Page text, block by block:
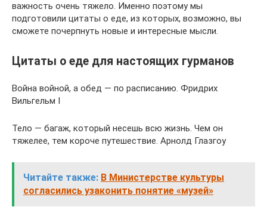
важность очень тяжело. Именно поэтому мы
подготовили цитаты о еде, из которых, возможно, вы
сможете почерпнуть новые и интересные мысли.
Цитаты о еде для настоящих гурманов
Война войной, а обед — по расписанию. Фридрих
Вильгельм I
Тело — багаж, который несешь всю жизнь. Чем он
тяжелее, тем короче путешествие. Арнолд Глазгоу
Читайте также: В Министерстве культуры
согласились узаконить понятие «музей»